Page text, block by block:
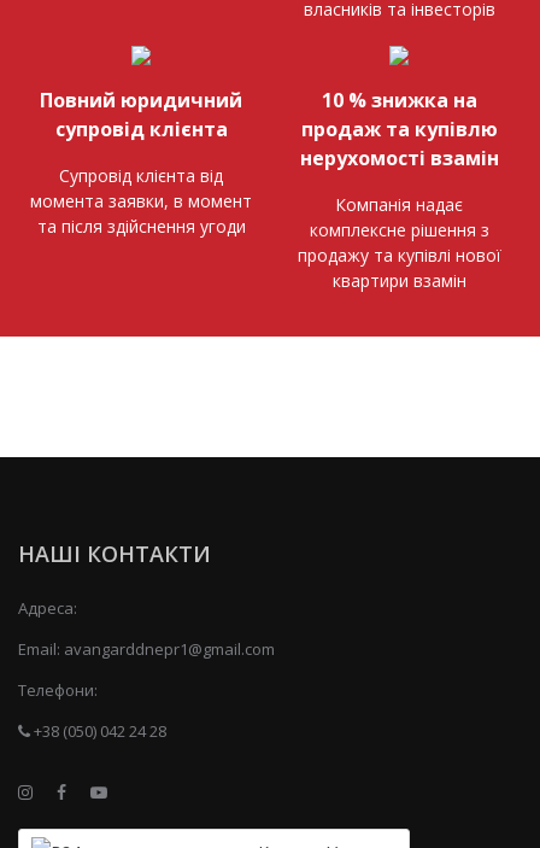
власників та інвесторів
Повний юридичний
супровід клієнта
Супровід клієнта від
момента заявки, в момент
та після здійснення угоди
10 % знижка на
продаж та купівлю
нерухомості взамін
Компанія надає
комплексне рішення з
продажу та купівлі нової
квартири взамін
НАШІ КОНТАКТИ
Адреса:
Email: avangarddnepr1@gmail.com
Телефони:
+38 (050) 042 24 28